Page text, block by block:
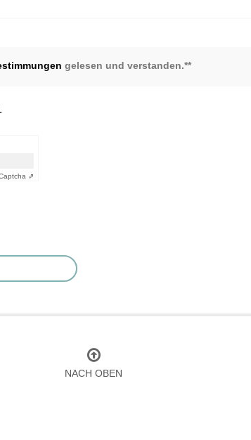
gelesen und verstanden.**
⇗
NACH OBEN